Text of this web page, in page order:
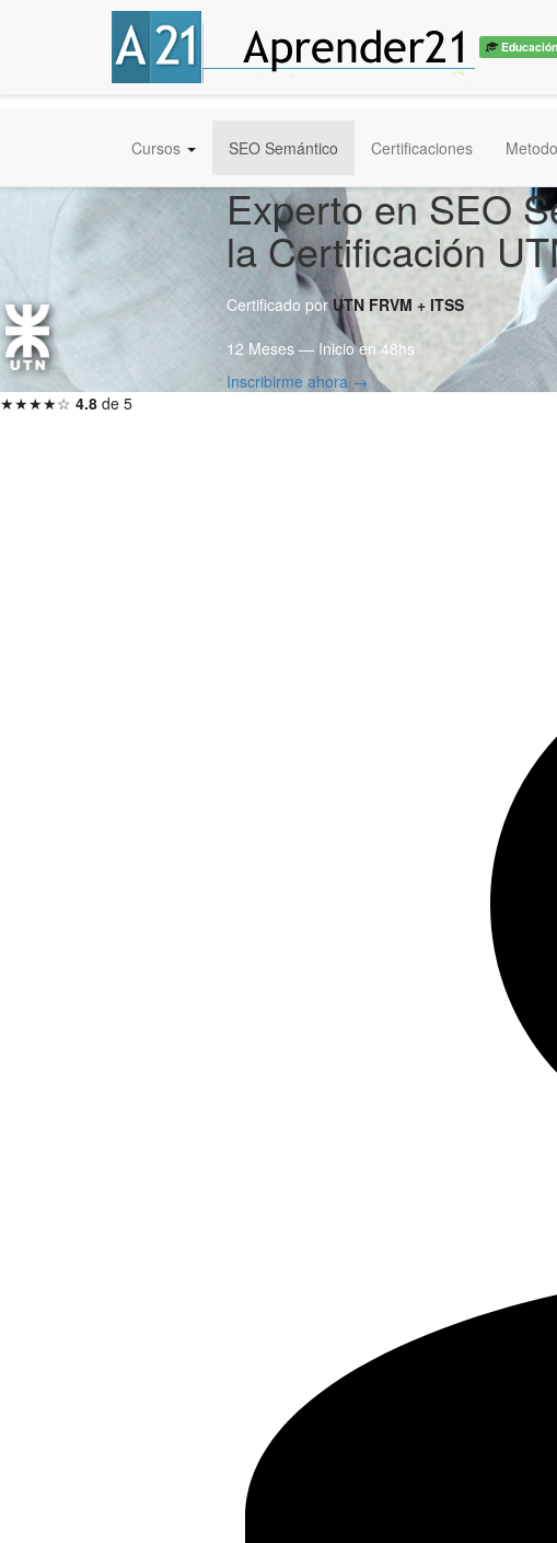
Cursos SEO Semántico Certificaciones
Experto en SEO
la Certificación
Certificado por UTN FRVM + ITSS
12 Meses — Inicio en 48hs
Inscribirme ahora →
★★★★☆ 4.8 de 5